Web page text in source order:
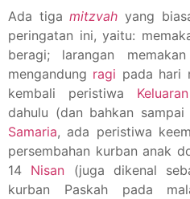
Ada tigamitzvah yang
peringatan ini, yaitu:
beragi; larangan
mengandung ragi pada hari
kembali peristiwa Keluaran
dahulu (dan bahkan
Samaria, ada peristiwa
persembahan kurban anak
14 Nisan (juga dikenal
kurban Paskah pada